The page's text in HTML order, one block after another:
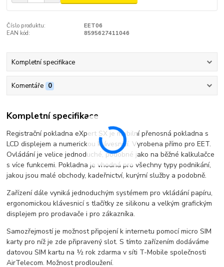
Číslo produktu:
EET06
EAN kód:
8595627411046
Kompletní specifikace
Komentáře 0
Kompletní specifikace
Registrační pokladna eXpert SX je mobilní přenosná pokladna s
LCD displejem a numerickou klávesnicí. Vyrobena přímo pro EET.
Ovládání je velice jednoduché, podobné jako na běžné kalkulačce
s více funkcemi. Pokladna je vhodná pro všechny typy podnikání,
jakou jsou malé obchody, kadeřnictví, kurýrní služby a podobně.
Zařízení dále vyniká jednoduchým systémem pro vkládání papíru,
ergonomickou klávesnicí s tlačítky ze silikonu a velkým grafickým
displejem pro prodavače i pro zákazníka.
Samozřejmostí je možnost připojení k internetu pomocí micro SIM
karty pro níž je zde připravený slot. S tímto zařízením dodáváme
datovou SIM kartu na ½ rok zdarma v síti T-Mobile společnosti
AirTelecom. Možnost prodloužení.